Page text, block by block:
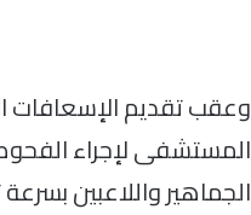
وعقب تقديم الإسعافات
المستشفى لإجراء
الجماهير واللاعبين